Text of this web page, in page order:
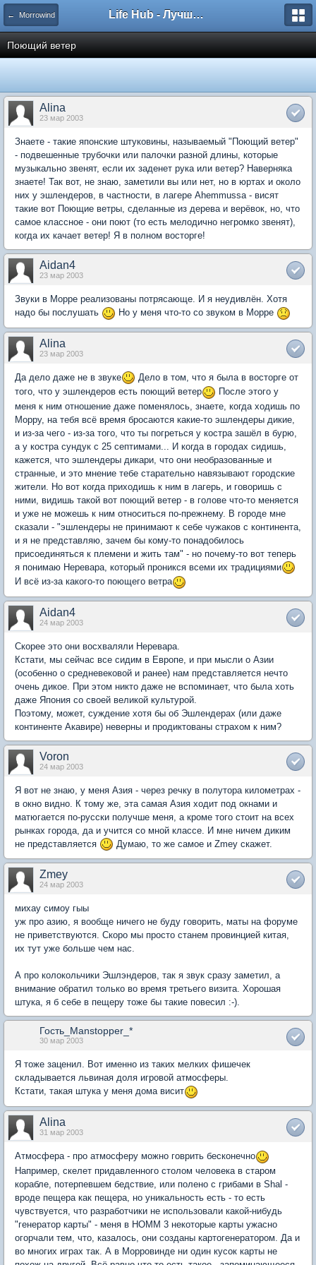
← Morrowind Life Hub - Лучшие компьютерные игры мира
Поющий ветер
Alina
23 мар 2003
Знаете - такие японские штуковины, называемый "Поющий ветер"
- подвешенные трубочки или палочки разной длины, которые
музыкально звенят, если их заденет рука или ветер? Наверняка
знаете! Так вот, не знаю, заметили вы или нет, но в юртах и около
них у эшлендеров, в частности, в лагере Ahemmussa - висят
такие вот Поющие ветры, сделанные из дерева и верёвок, но, что
самое классное - они поют (то есть мелодично негромко звенят),
когда их качает ветер! Я в полном восторге!
Aidan4
23 мар 2003
Звуки в Морре реализованы потрясающе. И я неудивлён. Хотя
надо бы послушать
Но у меня что-то со звуком в Морре
Alina
23 мар 2003
Да дело даже не в звуке
Дело в том, что я была в восторге от
того, что у эшлендеров есть поющий ветер
После этого у
меня к ним отношение даже поменялось, знаете, когда ходишь по
Морру, на тебя всё время бросаются какие-то эшлендеры дикие,
и из-за чего - из-за того, что ты погреться у костра зашёл в бурю,
а у костра сундук с 25 септимами... И когда в городах сидишь,
кажется, что эшлендеры дикари, что они необразованные и
странные, и это мнение тебе старательно навязывают городские
жители. Но вот когда приходишь к ним в лагерь, и говоришь с
ними, видишь такой вот поющий ветер - в голове что-то меняется
и уже не можешь к ним относиться по-прежнему. В городе мне
сказали - "эшлендеры не принимают к себе чужаков с континента,
и я не представляю, зачем бы кому-то понадобилось
присоединяться к племени и жить там" - но почему-то вот теперь
я понимаю Неревара, который проникся всеми их традициями
И всё из-за какого-то поющего ветра
Aidan4
24 мар 2003
Скорее это они восхваляли Неревара.
Кстати, мы сейчас все сидим в Европе, и при мысли о Азии
(особенно о средневековой и ранее) нам представляется нечто
очень дикое. При этом никто даже не вспоминает, что была хоть
даже Япония со своей великой культурой.
Поэтому, может, суждение хотя бы об Эшлендерах (или даже
континенте Акавире) неверны и продиктованы страхом к ним?
Voron
24 мар 2003
Я вот не знаю, у меня Азия - через речку в полутора километрах -
в окно видно. К тому же, эта самая Азия ходит под окнами и
матюгается по-русски получше меня, а кроме того стоит на всех
рынках города, да и учится со мной классе. И мне ничем диким
не представляется
Думаю, то же самое и Zmey скажет.
Zmey
24 мар 2003
михау симоу гыы
уж про азию, я вообще ничего не буду говорить, маты на форуме
не приветствуются. Скоро мы просто станем провинцией китая,
их тут уже больше чем нас.
А про колокольчики Эшлэндеров, так я звук сразу заметил, а
внимание обратил только во время третьего визита. Хорошая
штука, я б себе в пещеру тоже бы такие повесил :-).
Гость_Manstopper_*
30 мар 2003
Я тоже заценил. Вот именно из таких мелких фишечек
складывается львиная доля игровой атмосферы.
Кстати, такая штука у меня дома висит
Alina
31 мар 2003
Атмосфера - про атмосферу можно говрить бесконечно
Например, скелет придавленного столом человека в старом
корабле, потерпевшем бедствие, или полено с грибами в Shal -
вроде пещера как пещера, но уникальность есть - то есть
чувствуется, что разработчики не использовали какой-нибудь
"генератор карты" - меня в HOMM 3 некоторые карты ужасно
огорчали тем, что, казалось, они созданы картогенератором. Да и
во многих играх так. А в Морровинде ни один кусок карты не